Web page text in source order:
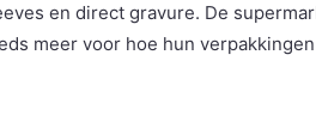
en direct gravure. De
meer voor hoe hun